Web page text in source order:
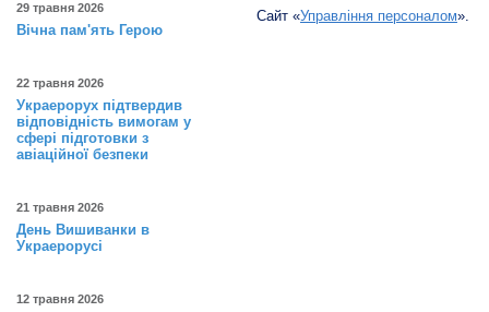
29 травня 2026
Вічна пам'ять Герою
22 травня 2026
Украерорух підтвердив
відповідність вимогам у
сфері підготовки з
авіаційної безпеки
21 травня 2026
День Вишиванки в
Украерорусі
12 травня 2026
Сайт «Управління персоналом».